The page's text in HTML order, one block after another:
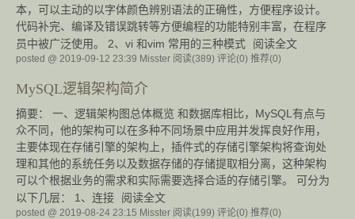
本，可以主动的以字体颜色辨别语法的正确性，方便程序设计。
代码补完、编译及错误跳转等方便编程的功能特别丰富，在程序
员中被广泛使用。 2、vi 和vim 常用的三种模式
阅读全文
posted @ 2019-09-12 23:39 Misster 阅读(389) 评论(0) 推荐(0)
MySQL逻辑架构简介
摘要： 一、逻辑架构图总体概览 和数据库相比，MySQL有点与
众不同，他的架构可以在多种不同场景中应用并发挥良好作用，
主要体现在存储引擎的架构上，插件式的存储引擎架构将查询处
理和其他的系统任务以及数据存储的存储提取相分离，这种架构
可以个根据业务的需求和实际需要选择合适的存储引擎。 可分为
以下几层： 1、连接
阅读全文
posted @ 2019-08-24 23:15 Misster 阅读(199) 评论(0) 推荐(0)